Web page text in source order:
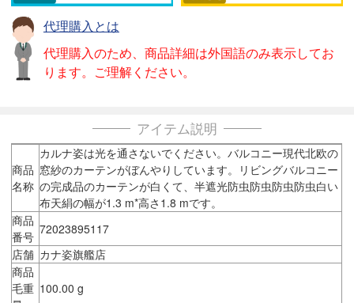
代理購入とは
代理購入のため、商品詳細は外国語のみ表示してお
ります。ご理解ください。
アイテム説明
商品
名称
カルナ姿は光を通さないでください。バルコニー現代北欧の
窓紗のカーテンがぼんやりしています。リビングバルコニー
の完成品のカーテンが白くて、半遮光防虫防虫防虫防虫白い
布天絹の幅が1.3 m*高さ1.8 mです。
商品
番号 72023895117
店舗 カナ姿旗艦店
商品
毛重 100.00 g